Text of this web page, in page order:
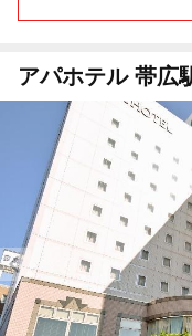
アパホテル 帯広